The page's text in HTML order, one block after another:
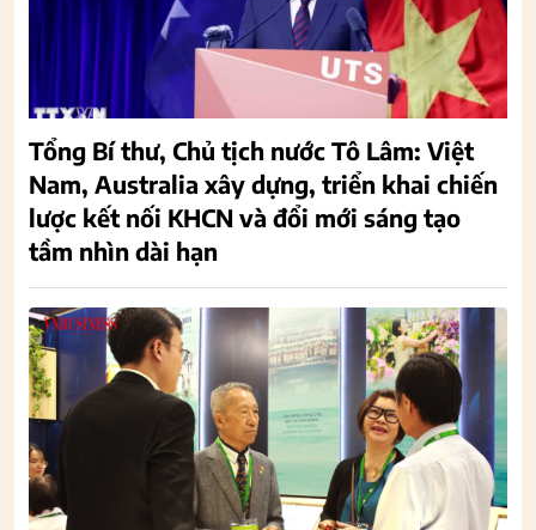
Tổng Bí thư, Chủ tịch nước Tô Lâm: Việt
Nam, Australia xây dựng, triển khai chiến
lược kết nối KHCN và đổi mới sáng tạo
tầm nhìn dài hạn